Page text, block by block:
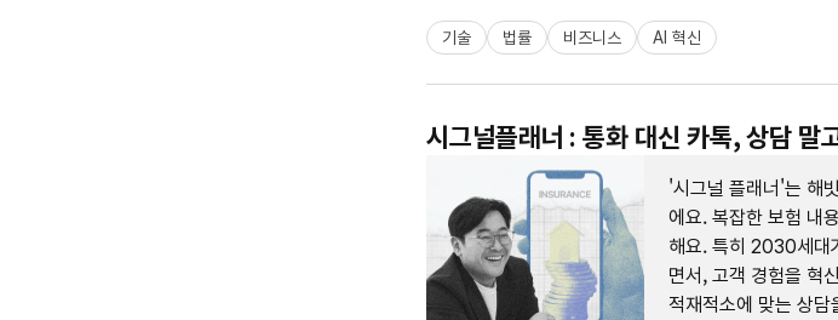
기술 법률 비즈니스 AI 혁신
시그널플래너 : 통화 대신 카톡, 상담
'시그널 플래너'는 해
에요. 복잡한 보험 내
해요. 특히 2030세대
면서, 고객 경험을 혁
적재적소에 맞는 상담